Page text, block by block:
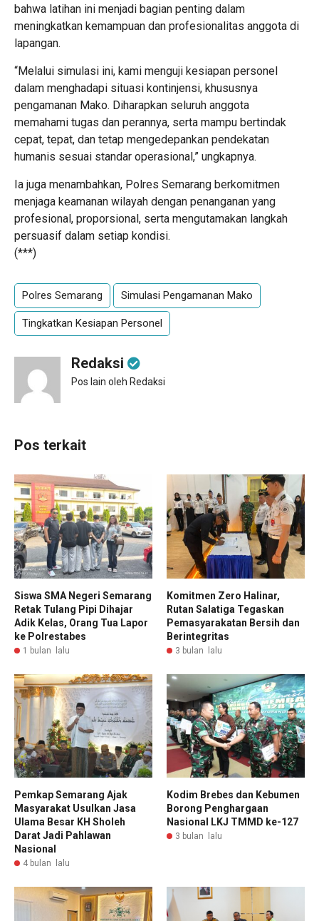
bahwa latihan ini menjadi bagian penting dalam
meningkatkan kemampuan dan profesionalitas anggota di
lapangan.
“Melalui simulasi ini, kami menguji kesiapan personel
dalam menghadapi situasi kontinjensi, khususnya
pengamanan Mako. Diharapkan seluruh anggota
memahami tugas dan perannya, serta mampu bertindak
cepat, tepat, dan tetap mengedepankan pendekatan
humanis sesuai standar operasional,” ungkapnya.
Ia juga menambahkan, Polres Semarang berkomitmen
menjaga keamanan wilayah dengan penanganan yang
profesional, proporsional, serta mengutamakan langkah
persuasif dalam setiap kondisi.
(***)
Polres Semarang Simulasi Pengamanan Mako
Tingkatkan Kesiapan Personel
Redaksi
Pos lain oleh Redaksi
Pos terkait
Siswa SMA Negeri Semarang
Retak Tulang Pipi Dihajar
Adik Kelas, Orang Tua Lapor
ke Polrestabes
1 bulan lalu
Komitmen Zero Halinar,
Rutan Salatiga Tegaskan
Pemasyarakatan Bersih dan
Berintegritas
3 bulan lalu
Pemkap Semarang Ajak
Masyarakat Usulkan Jasa
Ulama Besar KH Sholeh
Darat Jadi Pahlawan
Nasional
4 bulan lalu
Kodim Brebes dan Kebumen
Borong Penghargaan
Nasional LKJ TMMD ke-127
3 bulan lalu